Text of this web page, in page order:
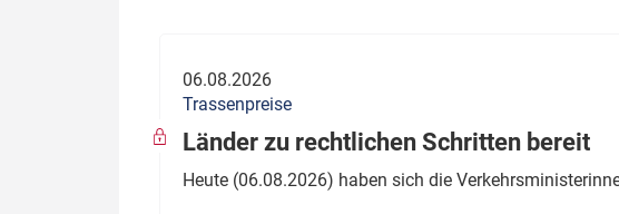
Politik
wen?
06.08.2026
Trassenpreise
Länder zu rechtlichen Schritten bereit
Heute (06.08.2026) haben sich die